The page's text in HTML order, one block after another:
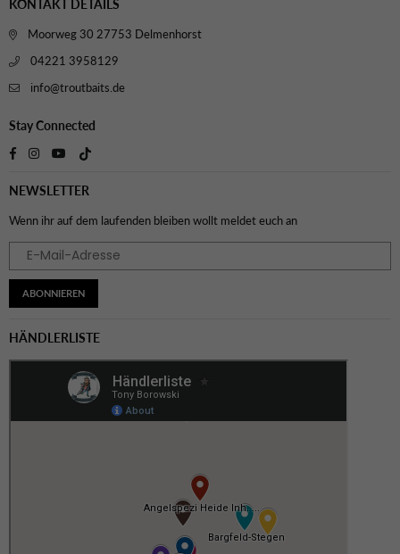
KONTAKT DETAILS
Moorweg 30 27753 Delmenhorst
04221 3958129
info@troutbaits.de
Stay Connected
FacebookInstagram
YouTube
NEWSLETTER
Wenn ihr auf dem laufenden bleiben wollt meldet euch an
ABONNIEREN
HÄNDLERLISTE